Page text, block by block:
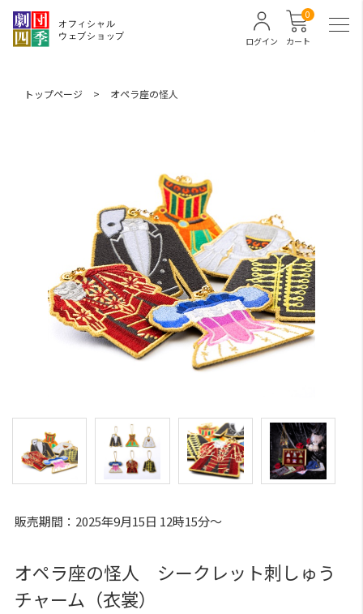
カート
0
ログイン
トップページ > オペラ座の怪人
販売期間：2025年9月15日 12時15分～
オペラ座の怪人 シークレット刺しゅう
チャーム（衣裳）